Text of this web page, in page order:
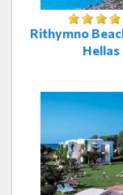
Rithymno
Hellas